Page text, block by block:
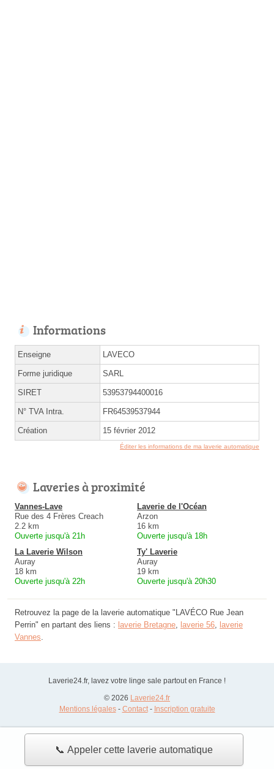
📞 Appeler cette laverie automatique
Informations
Enseigne LAVECO
Forme juridique SARL
SIRET 53953794400016
N° TVA Intra. FR64539537944
Création 15 février 2012
Éditer les informations de ma laverie automatique
Laveries à proximité
Vannes-Lave
Rue des 4 Frères Creach
2.2 km
Ouverte jusqu'à 21h
Laverie de l'Océan
Arzon
16 km
Ouverte jusqu'à 18h
La Laverie Wilson
Auray
18 km
Ouverte jusqu'à 22h
Ty' Laverie
Auray
19 km
Ouverte jusqu'à 20h30
Retrouvez la page de la laverie automatique "LAVÉCO Rue Jean
Perrin" en partant des liens : laverie Bretagne, laverie 56, laverie
Vannes.
Laverie24.fr, lavez votre linge sale partout en France !
© 2026 Laverie24.fr
Mentions légales- Contact- Inscription gratuite